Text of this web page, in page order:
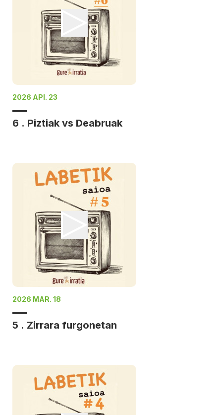
2026 API. 23
6 . Piztiak vs Deabruak
2026 MAR. 18
5 . Zirrara furgonetan